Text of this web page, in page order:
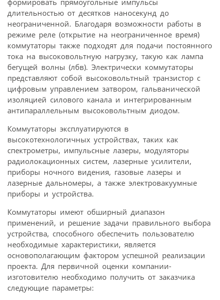
длительностью от десятков наносекунд до
неограниченной. Благодаря возможности работы в
режиме реле (открытие на неограниченное время)
коммутаторы также подходят для подачи постоянного
тока на высоковольтную нагрузку, такую как лампа
бегущей волны (лбв). Электрически коммутаторы
представляют собой высоковольтный транзистор с
цифровым управлением затвором, гальванической
изоляцией силового канала и интегрированным
антипараллельным высоковольтным диодом.
Коммутаторы эксплуатируются в
высокотехнологичных устройствах, таких как
спектрометры, импульсные лазеры, модуляторы
радиолокационных систем, лазерные усилители,
приборы ночного видения, газовые лазеры и
лазерные дальномеры, а также электровакуумные
приборы и устройства.
Коммутаторы имеют обширный диапазон
применений, и решение задачи правильного выбора
устройства, способного обеспечить пользователю
необходимые характеристики, является
основополагающим фактором успешной реализации
проекта. Для первичной оценки компании-
изготовителю необходимо получить от заказчика
следующие параметры: